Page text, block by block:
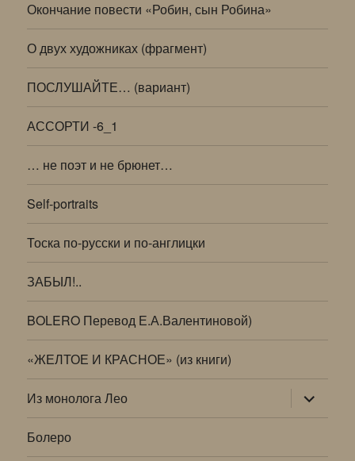
Окончание повести «Робин, сын Робина»
О двух художниках (фрагмент)
ПОСЛУШАЙТЕ… (вариант)
АССОРТИ -6_1
… не поэт и не брюнет…
Self-portraits
Тоска по-русски и по-англицки
ЗАБЫЛ!..
BOLERO Перевод Е.А.Валентиновой)
«ЖЕЛТОЕ И КРАСНОЕ» (из книги)
Из монолога Лео раскрыть
дочернее
меню
Болеро